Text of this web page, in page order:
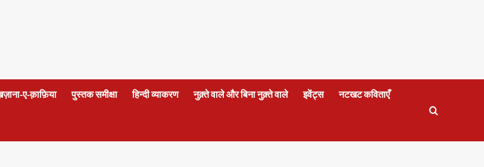
ए-क़ाफ़िया पुस्तक समीक्षा हिन्दी व्याकरण नुक़्ते वाले और बिना नुक़्ते वाले इवेंट्स नटखट कविताएँ